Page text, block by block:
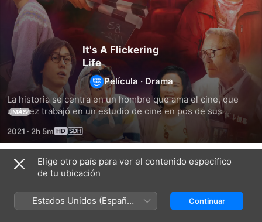
It's A Flickering
Life
Película · Drama
La historia se centra en un hombre que ama el cine, que
una vez trabajó en un estudio de cine en pos de sus
sueños, rodeado de grandes directores y actores famosos.
En esta historia de amor y amistad que abarca toda la vida,
el "dios del cine" que Go ha adorado desde que era joven
trascenderá el tiempo y obrará un milagro en la vida de una
familia.
MÁS
2021 · 2h 5m
Títulos relacionados
Paradiso
Intercambiando
vidas
Elige otro país para ver el contenido específico
de tu ubicación
Estados Unidos (Español
México)
Continuar